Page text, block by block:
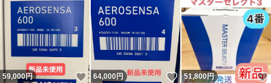
59,000円 いいね！
64,000円 いいね！
51,800円